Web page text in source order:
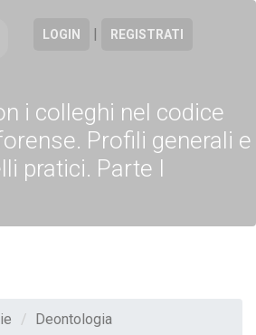
LOGIN | REGISTRATI
i colleghi nel codice
Profili generali e
pratici. Parte I
Deontologia